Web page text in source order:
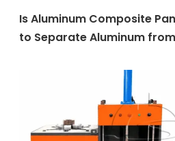
Is Aluminum Composite
to Separate Aluminum